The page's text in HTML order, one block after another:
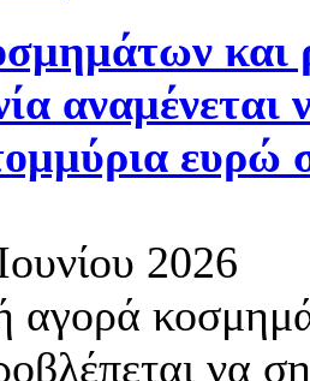
και
αναμένεται
ευρώ
2026
αγορά
να